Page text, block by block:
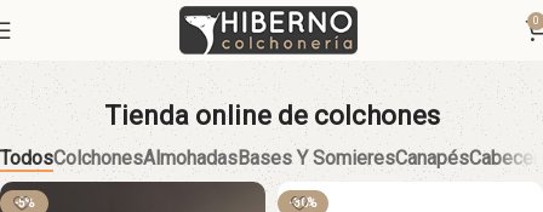
0
Tienda online de colchones
TodosColchonesAlmohadasBases Y SomieresCanapés
-5% -30%